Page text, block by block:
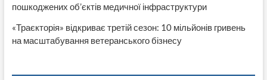
пошкоджених об’єктів медичної інфраструктури
«Траєкторія» відкриває третій сезон: 10 мільйонів гривень
на масштабування ветеранського бізнесу